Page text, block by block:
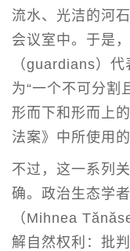
流水、光洁的河
会议室中。于是
（guardians）
为“一个不可分割
形而下和形而上
法案》中所使用的
不过，这一系列
确。政治生态学
（Mihnea
解自然权利：批